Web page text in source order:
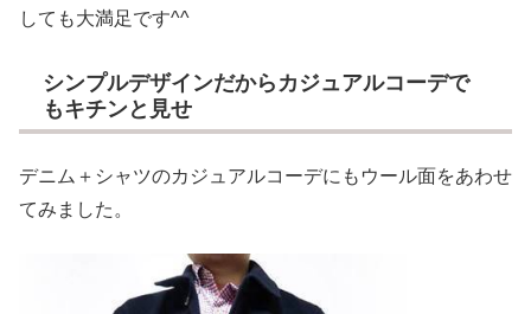
しても大満足です^^
シンプルデザインだからカジュアルコーデで
もキチンと見せ
デニム＋シャツのカジュアルコーデにもウール面をあわせ
てみました。